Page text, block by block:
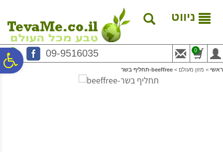
נגישות
המרכזי
ניווט
09-9516035 0
ראשי > מזון מעולם > beeffree-תחליף בשר